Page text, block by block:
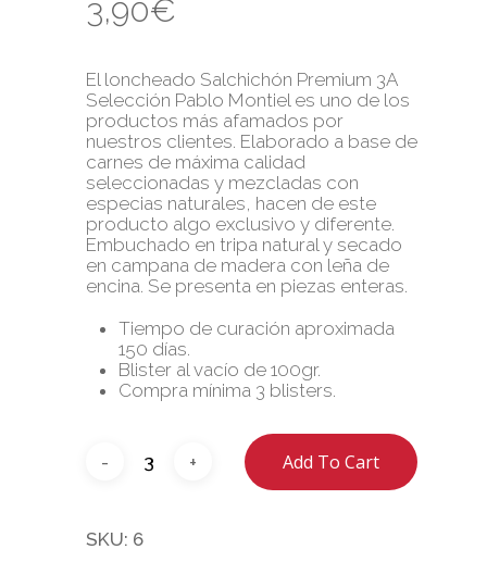
3,90€
El loncheado Salchichón Premium 3A
Selección Pablo Montiel es uno de los
productos más afamados por
nuestros clientes. Elaborado a base de
carnes de máxima calidad
seleccionadas y mezcladas con
especias naturales, hacen de este
producto algo exclusivo y diferente.
Embuchado en tripa natural y secado
en campana de madera con leña de
encina. Se presenta en piezas enteras.
Tiempo de curación aproximada
150 días.
Blister al vacío de 100gr.
Compra mínima 3 blisters.
Add To Cart
SKU: 6